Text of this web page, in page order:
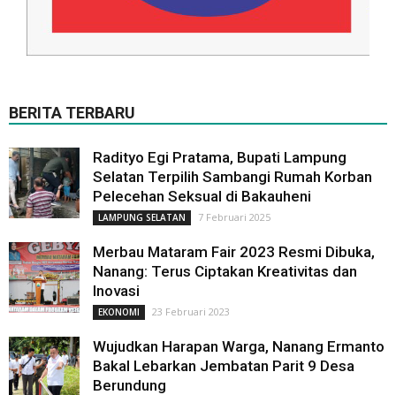
BERITA TERBARU
Radityo Egi Pratama, Bupati Lampung
Selatan Terpilih Sambangi Rumah Korban
Pelecehan Seksual di Bakauheni
LAMPUNG SELATAN 7 Februari 2025
Merbau Mataram Fair 2023 Resmi Dibuka,
Nanang: Terus Ciptakan Kreativitas dan
Inovasi
EKONOMI 23 Februari 2023
Wujudkan Harapan Warga, Nanang Ermanto
Bakal Lebarkan Jembatan Parit 9 Desa
Berundung